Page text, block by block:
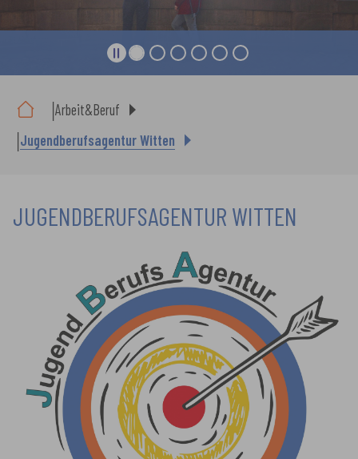
Arbeit&Beruf
Jugendberufsagentur Witten
JUGENDBERUFSAGENTUR WITTEN